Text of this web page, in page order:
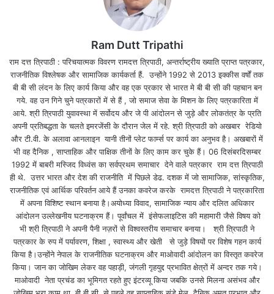
Ram Dutt Tripathi
राम दत्त त्रिपाठी : परिचयात्मक विवरण रामदत्त त्रिपाठी, अन्तर्राष्ट्रीय ख्याति प्राप्त पत्रकार,
राजनीतिक विश्लेषक और सामाजिक कार्यकर्ता हैं. उन्होंने 1992 से 2013 इक्कीस वर्षों तक
बी बी सी लंदन के लिए कार्य किया और वह एक प्रकार से भारत मे बी बी सी की पहचान बन
गये. वह उन गिने चुने पत्रकारों में से हैं , जो समाज सेवा के मिशन के लिए पत्रकारिता में
आये. श्री त्रिपाठी युवावस्था में सर्वोदय और जे पी आंदोलन से जुड़े और लोकतंत्र के प्रति
अपनी प्रतिबद्धता के चलते इमरजेंसी के दौरान जेल में रहे. श्री त्रिपाठी को अखबार रेडियो
और टी.वी. के अलावा आनलाइन यानी तीनों प्लेट फार्म्स पर कार्य का अनुभव है। अखबारों में
भी वह दैनिक , साप्ताहिक और पाक्षिक तीनों के लिए काम कर चुके हैं। 06 दिसंबरदिसम्बर
1992 में बाबरी मस्जिद विध्वंस का सर्वप्रथम समाचार देने वाले पत्रकार राम दत्त त्रिपाठी
ही थे. उत्तर भारत और देश की राजनीति में पिछले डेढ. दशक में जो सामाजिक, सांस्कृतिक,
राजनीतिक एवं आर्थिक परिवर्तन आये हैं उनका कवरेज करके रामदत्त त्रिपाठी ने पत्रकारिता
में अपना विशिष्ट स्थान बनाया है।अयोध्या विवाद, सामाजिक न्याय और दलित अधिकार
आंदोलन उल्लेखनीय घटनाक्रम हैं। पूर्वांचल में इंसेफलाइटिस की महामारी जैसे विषय को
भी श्री त्रिपाठी ने अपनी पैनी नज़रों से विश्वस्तरीय समाचार बनाया। श्री त्रिपाठी ने
पत्रकार के रुप में पर्यावरण, शिक्षा , स्वास्थ्य और खेती से जुड़े विषयों पर विशेष गहन कार्य
किया है।उन्होंने नेपाल के राजनीतिक घटनाक्रम और माओवादी आंदोलन का विस्तृत कवरेज
किया। जान का जोखिम लेकर वह पहाड़ी, जंगली गृहयुद्द प्रभावित क्षेत्रों में अन्दर तक गये।
माओवादी नेता प्रचंड का भूमिगत रहते हुए इंटरव्यू किया जबकि उनसे मिलना असंभव और